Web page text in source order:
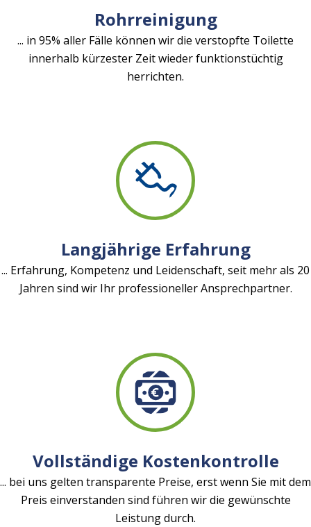
Rohrreinigung
... in 95% aller Fälle können wir die verstopfte Toilette
innerhalb kürzester Zeit wieder funktionstüchtig
herrichten.
Langjährige Erfahrung
... Erfahrung, Kompetenz und Leidenschaft, seit mehr als 20
Jahren sind wir Ihr professioneller Ansprechpartner.
Vollständige Kostenkontrolle
... bei uns gelten transparente Preise, erst wenn Sie mit dem
Preis einverstanden sind führen wir die gewünschte
Leistung durch.